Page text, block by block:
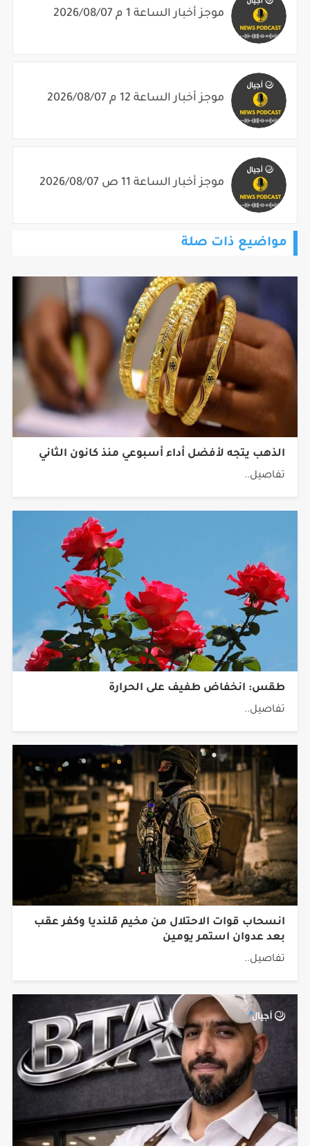
موجز أخبار الساعة 1 م 2026/08/07
موجز أخبار الساعة 12 م 2026/08/07
موجز أخبار الساعة 11 ص 2026/08/07
مواضيع ذات صلة
الذهب يتجه لأفضل أداء أسبوعي منذ كانون الثاني
تفاصيل..
طقس: انخفاض طفيف على الحرارة
تفاصيل..
انسحاب قوات الاحتلال من مخيم قلنديا وكفر عقب
بعد عدوان استمر يومين
تفاصيل..